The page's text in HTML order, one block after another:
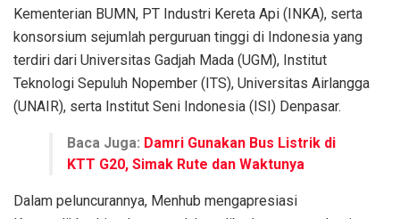
Kementerian BUMN, PT Industri Kereta Api (INKA), serta
konsorsium sejumlah perguruan tinggi di Indonesia yang
terdiri dari Universitas Gadjah Mada (UGM), Institut
Teknologi Sepuluh Nopember (ITS), Universitas Airlangga
(UNAIR), serta Institut Seni Indonesia (ISI) Denpasar.
Baca Juga: Damri Gunakan Bus Listrik di
KTT G20, Simak Rute dan Waktunya
Dalam peluncurannya, Menhub mengapresiasi